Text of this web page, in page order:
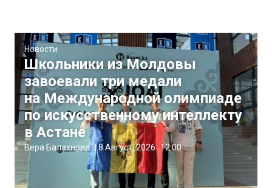
Новости
Школьники из Молдовы
завоевали три медали
на Международной олимпиаде
по искусственному интеллекту
в Астане
Вера Балахнова |8 Август, 2026 12:00